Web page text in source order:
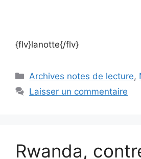
{flv}lanotte{/flv}
Catégories
Archives notes de lecture,
Laisser un commentaire
Rwanda,